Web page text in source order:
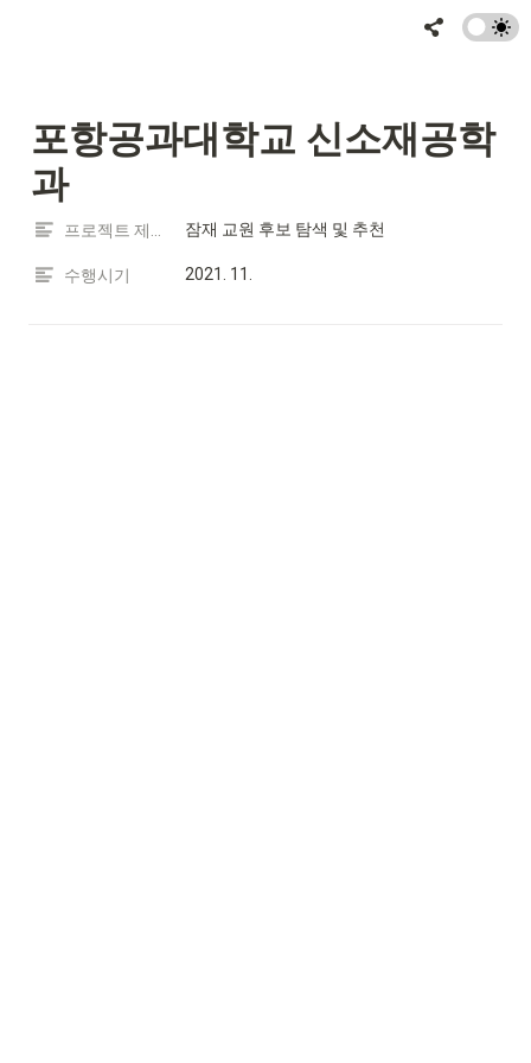
포항공과대학교 신소재공학
과
잠재 교원 후보 탐색 및 추천
수행시기 2021. 11.